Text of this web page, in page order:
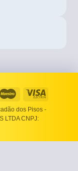
dos Pisos -
LTDA CNPJ: